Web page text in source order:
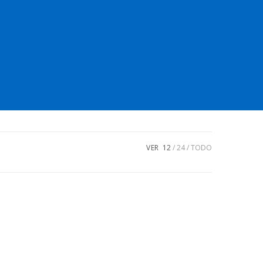
VER 12 24 TODO